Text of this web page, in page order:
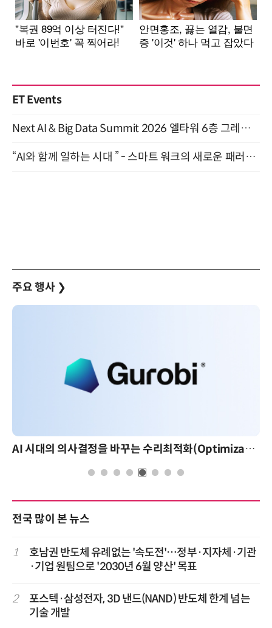
ET Events
Next AI & Big Data Summit 2026 엘타워 6층 그레이스홀 개최 (9/18)
“AI와 함께 일하는 시대 ” - 스마트 워크의 새로운 패러다임 (9/11)
주요 행사 ❯
AI 시대의 의사결정을 바꾸는 수리최적화(Optimization): 실제 산업 적용 사례와 활용 전략
전국 많이 본 뉴스
1
호남권 반도체 유례없는 '속도전'…정부·지자체·기관
·기업 원팀으로 '2030년 6월 양산' 목표
2
포스텍·삼성전자, 3D 낸드(NAND) 반도체 한계 넘는
기술 개발